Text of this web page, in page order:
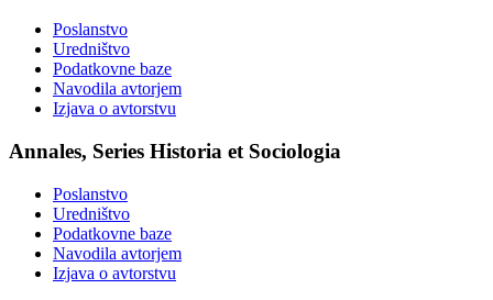
Poslanstvo
Uredništvo
Podatkovne baze
Navodila avtorjem
Izjava o avtorstvu
Annales, Series Historia et Sociologia
Poslanstvo
Uredništvo
Podatkovne baze
Navodila avtorjem
Izjava o avtorstvu